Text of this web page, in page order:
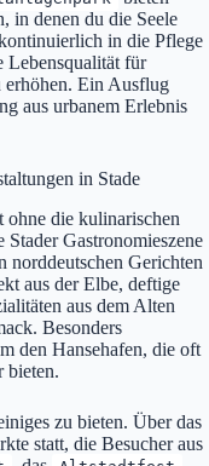
in denen du die Seele
in die Pflege
Lebensqualität für
erhöhen. Ein Ausflug
aus urbanem Erlebnis
in Stade
die kulinarischen
Gastronomieszene
norddeutschen Gerichten
aus der Elbe, deftige
aus dem Alten
Besonders
den Hansehafen, die oft
bieten.
zu bieten. Über das
statt, die Besucher aus